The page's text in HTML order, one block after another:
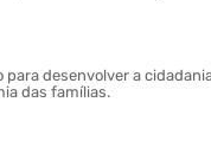
desenvolver a
das famílias.